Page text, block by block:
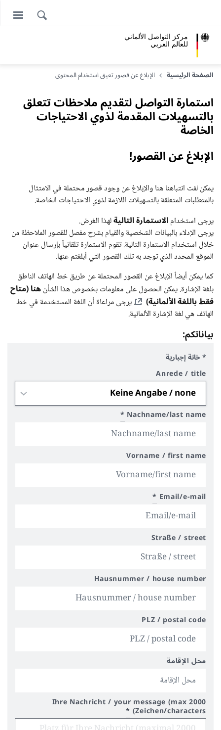
مركز التواصل الألماني
للعالم العربي
الصفحة الرئيسية الإبلاغ عن قصور تعيق استخدام المحتوى
استمارة التواصل لتقديم ملاحظات تتعلق
بالتسهيلات المقدمة لذوي الاحتياجات
الخاصة
الإبلاغ عن القصور!
يمكن لفت انتباهنا هنا والإبلاغ عن وجود قصور محتملة في الامتثال
بالمتطلبات المتعلقة بالتسهيلات اللازمة لذوي الاحتياجات الخاصة.
يرجى استخدامالاستمارة التاليةلهذا الغرض.
يرجى الإدلاء بالبيانات الشخصية والقيام بشرح مفصل للقصور الملاحظة من
خلال استخدام الاستمارة التالية. تقوم الاستمارة تلقائياً بإرسال عنوان
الموقع المحدد الذي توجد به تلك القصور التي أبلغتم عنها.
كما يمكن أيضاً الإبلاغ عن القصور المحتملة عن طريق خط الهاتف الناطق
بلغة الإشارة. يمكن الحصول على معلومات بخصوص هذا الشأنهنا (متاح
فقط باللغة الألمانية)
. يرجى مراعاة أن اللغة المستخدمة في خط
الهاتف هي لغة الإشارة الألمانية.
بياناتكم:
* خانة إجبارية
Anrede / title
Nachname/last name
*
Vorname / first name
Email/e-mail
*
Straße / street
Hausnummer / house number
PLZ / postal code
محل الإقامة
Ihre Nachricht / your message (max 2000
Zeichen/characters)
*